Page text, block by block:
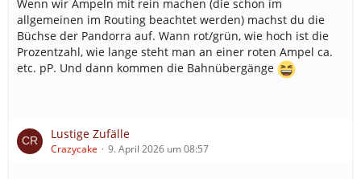
Wenn wir Ampeln mit rein machen (die schon im
allgemeinen im Routing beachtet werden) machst du die
Büchse der Pandorra auf. Wann rot/grün, wie hoch ist die
Prozentzahl, wie lange steht man an einer roten Ampel ca.
etc. pP. Und dann kommen die Bahnübergänge
Lustige Zufälle
Crazycake 9. April 2026 um 08:57